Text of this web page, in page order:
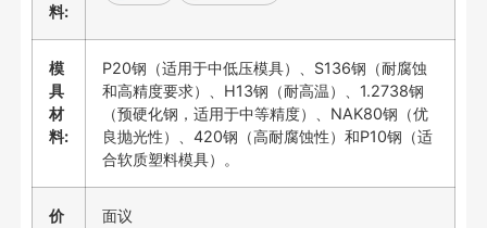
料:
模
具
材
料:
P20钢（适用于中低压模具）、S136钢（耐腐蚀
和高精度要求）、H13钢（耐高温）、1.2738钢
（预硬化钢，适用于中等精度）、NAK80钢（优
良抛光性）、420钢（高耐腐蚀性）和P10钢（适
合软质塑料模具）。
价
面议